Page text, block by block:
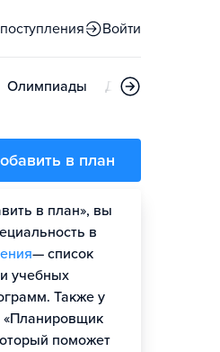
Войти
Олимпиады Дни открытых
в план
в план», вы
в
— список
учебных
Также у
«Планировщик
поможет